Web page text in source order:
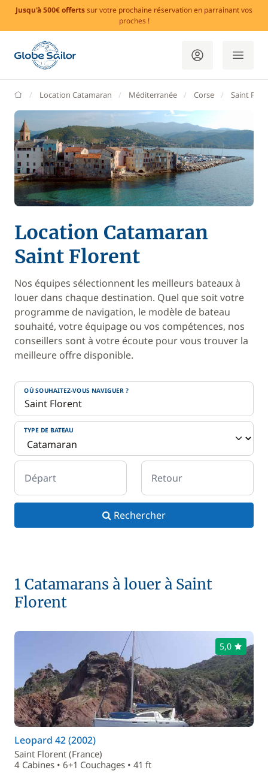
Jusqu'à 500€ offertssur votre prochaine réservation en parrainant vos
proches !
GlobeSailor
Location Catamaran Méditerranée Corse Saint
Location Catamaran
Saint Florent
Nos équipes sélectionnent les meilleurs bateaux à
louer dans chaque destination. Quel que soit votre
programme de navigation, le modèle de bateau
souhaité, votre équipage ou vos compétences, nos
conseillers sont à votre écoute pour vous trouver la
meilleure offre disponible.
OÙ SOUHAITEZ-VOUS NAVIGUER ?
TYPE DE BATEAU
Départ Retour
Rechercher
1 Catamarans à louer à Saint
Florent
5,0
Leopard 42 (2002)
Saint Florent (France)
4 Cabines • 6+1 Couchages • 41 ft